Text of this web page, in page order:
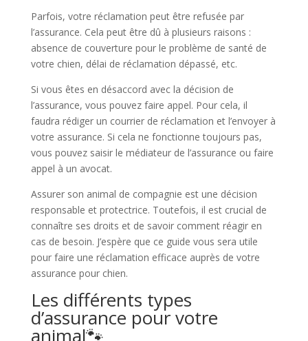
Parfois, votre réclamation peut être refusée par
l’assurance. Cela peut être dû à plusieurs raisons :
absence de couverture pour le problème de santé de
votre chien, délai de réclamation dépassé, etc.
Si vous êtes en désaccord avec la décision de
l’assurance, vous pouvez faire appel. Pour cela, il
faudra rédiger un courrier de réclamation et l’envoyer à
votre assurance. Si cela ne fonctionne toujours pas,
vous pouvez saisir le médiateur de l’assurance ou faire
appel à un avocat.
Assurer son animal de compagnie est une décision
responsable et protectrice. Toutefois, il est crucial de
connaître ses droits et de savoir comment réagir en
cas de besoin. J’espère que ce guide vous sera utile
pour faire une réclamation efficace auprès de votre
assurance pour chien.
Les différents types
d’assurance pour votre
animal🐾​